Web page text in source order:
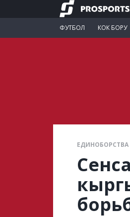
ФУТБОЛ КОК БОРУ
ЕДИНОБОРСТВА